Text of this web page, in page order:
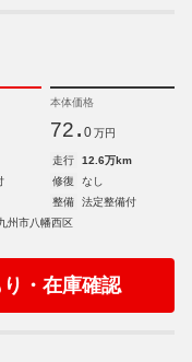
本体価格
72. 0 万円
走行
12.6万km
修復
なし
整備
法定整備付
州市八幡西区
り・在庫確認